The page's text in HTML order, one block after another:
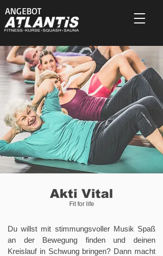
ANGEBOT
Akti Vital
Fit for life
Du willst mit stimmungsvoller Musik Spaß
an der Bewegung finden und deinen
Kreislauf in Schwung bringen? Dann macht